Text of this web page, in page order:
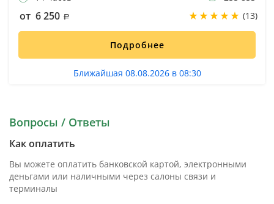
от 6 250 (13)
Подробнее
Ближайшая 08.08.2026 в 08:30
Вопросы / Ответы
Как оплатить
Вы можете оплатить банковской картой, электронными
деньгами или наличными через салоны связи и
терминалы